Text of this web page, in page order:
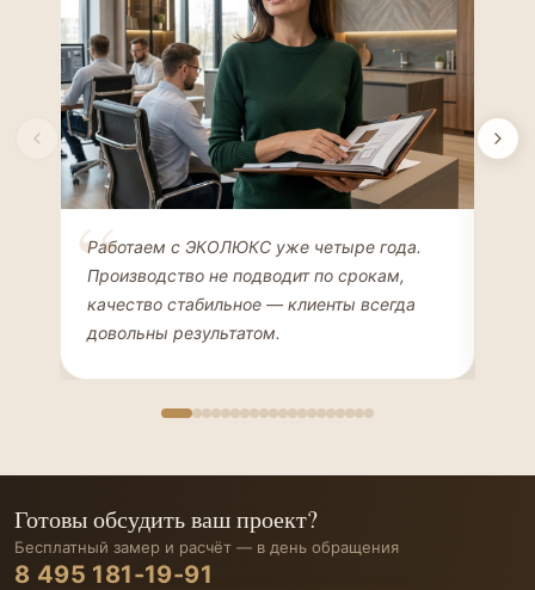
Елена Соколова
ДИЗАЙНЕР ИНТЕРЬЕРОВ
Работаем с ЭКОЛЮКС уже четыре года.
Производство не подводит по срокам,
качество стабильное — клиенты всегда
довольны результатом.
Готовы обсудить ваш проект?
Бесплатный замер и расчёт — в день обращения
8 495 181-19-91